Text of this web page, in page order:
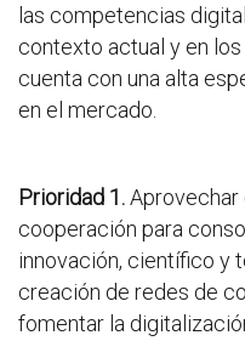
las competencias
contexto actual y en
cuenta con una alta
en el mercado.
Prioridad 1.Aprovechar
cooperación para
innovación, científico y
creación de redes de
fomentar la